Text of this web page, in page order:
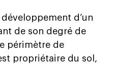
d’un
de son degré de
périmètre de
propriétaire du sol,